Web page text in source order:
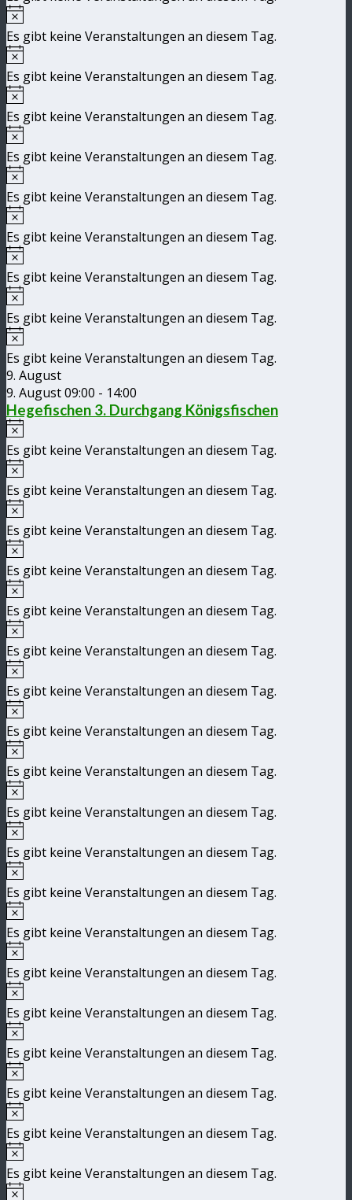
Es gibt keine Veranstaltungen an diesem Tag.
Es gibt keine Veranstaltungen an diesem Tag.
Es gibt keine Veranstaltungen an diesem Tag.
Es gibt keine Veranstaltungen an diesem Tag.
Es gibt keine Veranstaltungen an diesem Tag.
Es gibt keine Veranstaltungen an diesem Tag.
Es gibt keine Veranstaltungen an diesem Tag.
Hinweis
Es gibt keine Veranstaltungen an diesem Tag.
Hinweis
Es gibt keine Veranstaltungen an diesem Tag.
9. August
9. August 09:00 - 14:00
Hegefischen 3. Durchgang Königsfischen
Hinweis
Es gibt keine Veranstaltungen an diesem Tag.
Es gibt keine Veranstaltungen an diesem Tag.
Es gibt keine Veranstaltungen an diesem Tag.
Es gibt keine Veranstaltungen an diesem Tag.
Es gibt keine Veranstaltungen an diesem Tag.
Es gibt keine Veranstaltungen an diesem Tag.
Es gibt keine Veranstaltungen an diesem Tag.
Es gibt keine Veranstaltungen an diesem Tag.
Es gibt keine Veranstaltungen an diesem Tag.
Hinweis
Es gibt keine Veranstaltungen an diesem Tag.
Hinweis
Es gibt keine Veranstaltungen an diesem Tag.
Hinweis
Es gibt keine Veranstaltungen an diesem Tag.
Es gibt keine Veranstaltungen an diesem Tag.
Es gibt keine Veranstaltungen an diesem Tag.
Es gibt keine Veranstaltungen an diesem Tag.
Es gibt keine Veranstaltungen an diesem Tag.
Es gibt keine Veranstaltungen an diesem Tag.
Es gibt keine Veranstaltungen an diesem Tag.
Es gibt keine Veranstaltungen an diesem Tag.
Hinweis